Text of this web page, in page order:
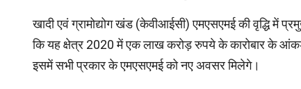
खादी एवं ग्रामोद्योग खंड (केवीआईसी) एमएसएमई की वृद्धि में
कि यह क्षेत्र 2020 में एक लाख करोड़ रुपये के कारोबार के
इसमें सभी प्रकार के एमएसएमई को नए अवसर मिलेगे।